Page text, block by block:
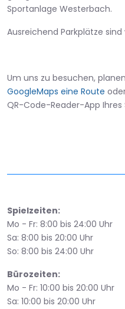
Sportanlage Westerbach.
Ausreichend Parkplätze
Um uns zu besuchen,
GoogleMaps eine Route
QR-Code-Reader-App
Spielzeiten:
Mo - Fr: 8:00 bis 24:00 Uhr
Sa: 8:00 bis 20:00 Uhr
So: 8:00 bis 24:00 Uhr
Bürozeiten:
Mo - Fr: 10:00 bis 20:00 Uhr
Sa: 10:00 bis 20:00 Uhr